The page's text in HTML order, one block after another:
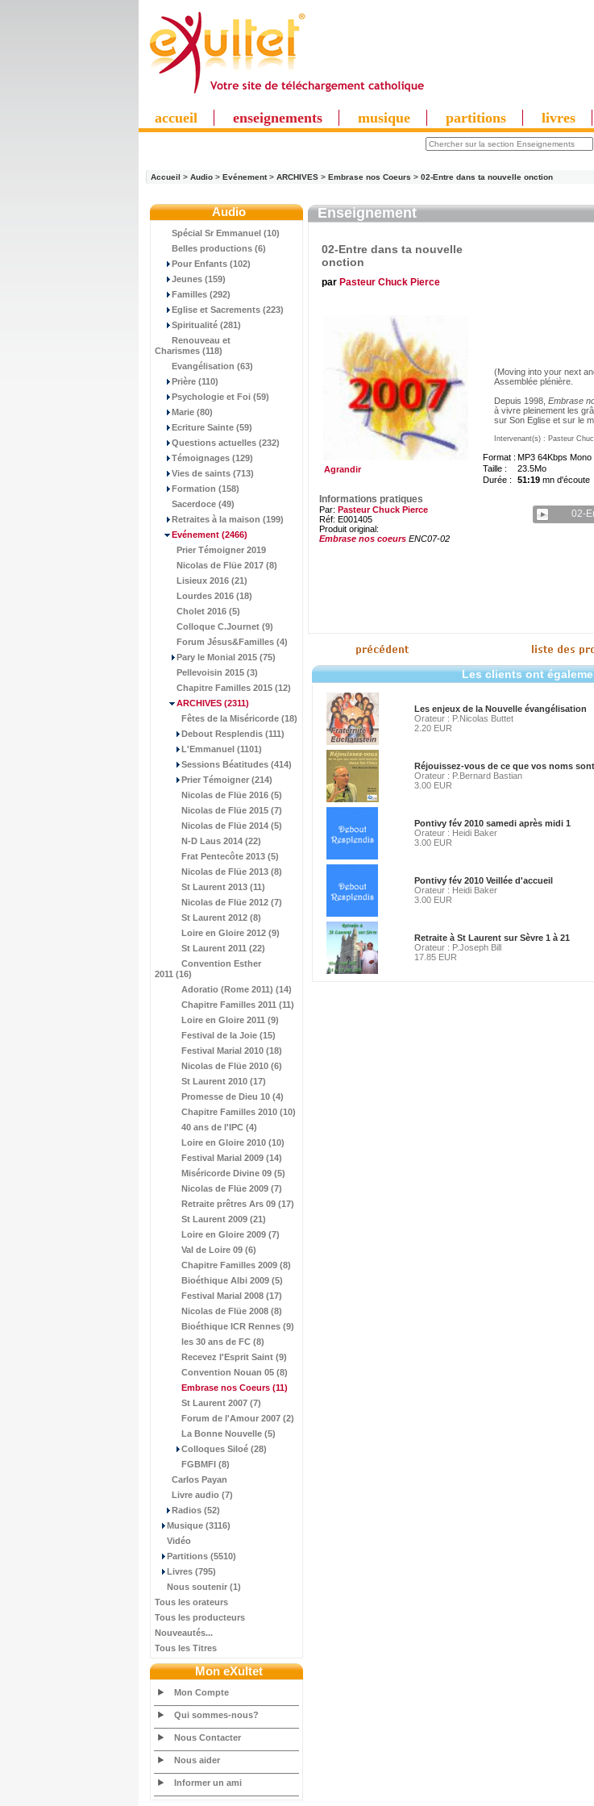
accueil enseignements musique partitions livres
Accueil > Audio > Evénement> ARCHIVES > Embrase nos Coeurs > 02-Entre dans ta nouvelle onction
Audio
Spécial Sr Emmanuel (10)
Belles productions (6)
Pour Enfants (102)
Jeunes (159)
Familles (292)
Eglise et Sacrements (223)
Spiritualité (281)
Renouveau et
Charismes (118)
Evangélisation (63)
Prière (110)
Psychologie et Foi (59)
Marie (80)
Ecriture Sainte (59)
Questions actuelles (232)
Témoignages (129)
Vies de saints (713)
Formation (158)
Sacerdoce (49)
Retraites à la maison (199)
Evénement (2466)
Prier Témoigner 2019
Nicolas de Flüe 2017 (8)
Lisieux 2016 (21)
Lourdes 2016 (18)
Cholet 2016 (5)
Colloque C.Journet (9)
Forum Jésus&Familles (4)
Pary le Monial 2015 (75)
Pellevoisin 2015 (3)
Chapitre Familles 2015 (12)
ARCHIVES (2311)
Fêtes de la Miséricorde (18)
Debout Resplendis (111)
L'Emmanuel (1101)
Sessions Béatitudes (414)
Prier Témoigner (214)
Nicolas de Flüe 2016 (5)
Nicolas de Flüe 2015 (7)
Nicolas de Flüe 2014 (5)
N-D Laus 2014 (22)
Frat Pentecôte 2013 (5)
Nicolas de Flüe 2013 (8)
St Laurent 2013 (11)
Nicolas de Flüe 2012 (7)
St Laurent 2012 (8)
Loire en Gloire 2012 (9)
St Laurent 2011 (22)
Convention Esther
2011 (16)
Adoratio (Rome 2011) (14)
Chapitre Familles 2011 (11)
Loire en Gloire 2011 (9)
Festival de la Joie (15)
Festival Marial 2010 (18)
Nicolas de Flüe 2010 (6)
St Laurent 2010 (17)
Promesse de Dieu 10 (4)
Chapitre Familles 2010 (10)
40 ans de l'IPC (4)
Loire en Gloire 2010 (10)
Festival Marial 2009 (14)
Miséricorde Divine 09 (5)
Nicolas de Flüe 2009 (7)
Retraite prêtres Ars 09 (17)
St Laurent 2009 (21)
Loire en Gloire 2009 (7)
Val de Loire 09 (6)
Chapitre Familles 2009 (8)
Bioéthique Albi 2009 (5)
Festival Marial 2008 (17)
Nicolas de Flüe 2008 (8)
Bioéthique ICR Rennes (9)
les 30 ans de FC (8)
Recevez l'Esprit Saint (9)
Convention Nouan 05 (8)
Embrase nos Coeurs (11)
St Laurent 2007 (7)
Forum de l'Amour 2007 (2)
La Bonne Nouvelle (5)
Colloques Siloé (28)
FGBMFI (8)
Carlos Payan
Livre audio (7)
Radios (52)
Musique (3116)
Vidéo
Partitions (5510)
Livres (795)
Nous soutenir (1)
Tous les orateurs
Tous les producteurs
Nouveautés...
Tous les Titres
Mon eXultet
Mon Compte
Qui sommes-nous?
Nous Contacter
Nous aider
Informer un ami
Enseignement
02-Entre dans ta nouvelle
onction
par Pasteur Chuck Pierce
Agrandir
Informations pratiques
Par: Pasteur Chuck Pierce
Réf: E001405
Produit original:
Embrase nos coeurs ENC07-02
(Moving into your next
Assemblée plénière.
Depuis 1998, Embrase
à vivre pleinement les
sur Son Eglise et sur le
Intervenant(s) : Pasteur
Format : MP3 64Kbps Mono
Taille :
23.5Mo
Durée :
51:19 mn d'écoute
02-
Les clients ont
Les enjeux de la Nouvelle évangélisation
Orateur : P.Nicolas Buttet
2.20 EUR
Réjouissez-vous de ce que vos noms
Orateur : P.Bernard Bastian
3.00 EUR
Pontivy fév 2010 samedi après midi 1
Orateur : Heidi Baker
3.00 EUR
Pontivy fév 2010 Veillée d'accueil
Orateur : Heidi Baker
3.00 EUR
Retraite à St Laurent sur Sèvre 1 à 21
Orateur : P.Joseph Bill
17.85 EUR